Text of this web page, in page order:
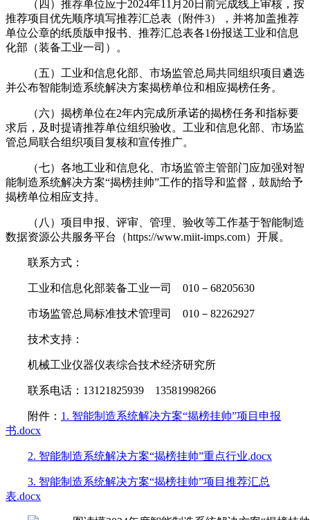
（四）推荐单位应于2024年11月20日前完成线上审核，按
推荐项目优先顺序填写推荐汇总表（附件3），并将加盖推荐
单位公章的纸质版申报书、推荐汇总表各1份报送工业和信息
化部（装备工业一司）。
（五）工业和信息化部、市场监管总局共同组织项目遴选
并公布智能制造系统解决方案揭榜单位和相应揭榜任务。
（六）揭榜单位在2年内完成所承诺的揭榜任务和指标要
求后，及时提请推荐单位组织验收。工业和信息化部、市场监
管总局联合组织项目复核和宣传推广。
（七）各地工业和信息化、市场监管主管部门应加强对智
能制造系统解决方案“揭榜挂帅”工作的指导和监督，鼓励给予
揭榜单位相应支持。
（八）项目申报、评审、管理、验收等工作基于智能制造
数据资源公共服务平台（https://www.miit-imps.com）开展。
联系方式：
工业和信息化部装备工业一司 010－68205630
市场监管总局标准技术管理司 010－82262927
技术支持：
机械工业仪器仪表综合技术经济研究所
联系电话：13121825939 13581998266
附件： 1. 智能制造系统解决方案“揭榜挂帅”项目申报
书.docx
2. 智能制造系统解决方案“揭榜挂帅”重点行业.docx
3. 智能制造系统解决方案“揭榜挂帅”项目推荐汇总
表.docx